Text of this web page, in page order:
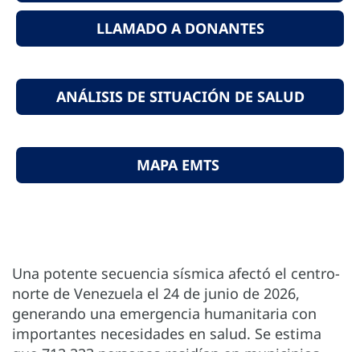
LLAMADO A DONANTES
ANÁLISIS DE SITUACIÓN DE SALUD
MAPA EMTS
Una potente secuencia sísmica afectó el centro-
norte de Venezuela el 24 de junio de 2026,
generando una emergencia humanitaria con
importantes necesidades en salud. Se estima